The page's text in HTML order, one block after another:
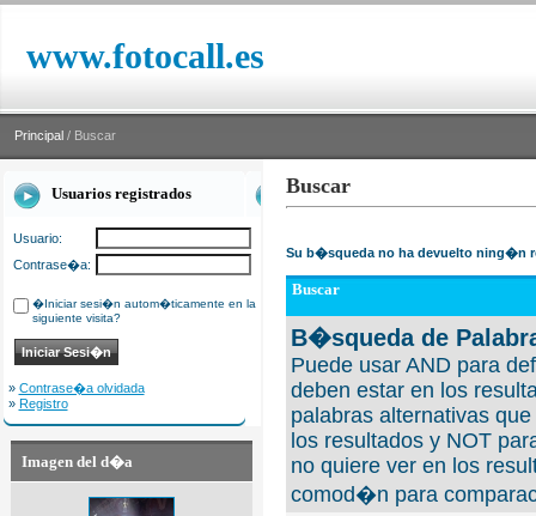
www.fotocall.es
Principal / Buscar
Usuarios registrados
Usuario:
Contrase�a:
�Iniciar sesi�n autom�ticamente en la
siguiente visita?
» Contrase�a olvidada
» Registro
Imagen del d�a
Buscar
Su b�squeda no ha devuelto ning�n
Buscar
B�squeda de
Puede usar AND para
deben estar en los
palabras alternativas
los resultados y NOT
no quiere ver en los
comod�n para